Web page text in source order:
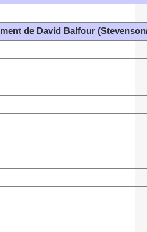
de David Balfour